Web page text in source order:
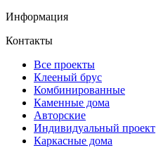
Информация
Контакты
Все проекты
Клееный брус
Комбинированные
Каменные дома
Авторские
Индивидуальный проект
Каркасные дома